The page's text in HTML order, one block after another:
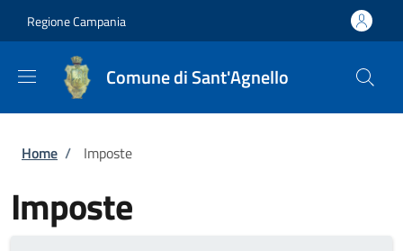
Regione Campania
Comune di Sant'Agnello
Briciole di pane
Home / Imposte
Imposte